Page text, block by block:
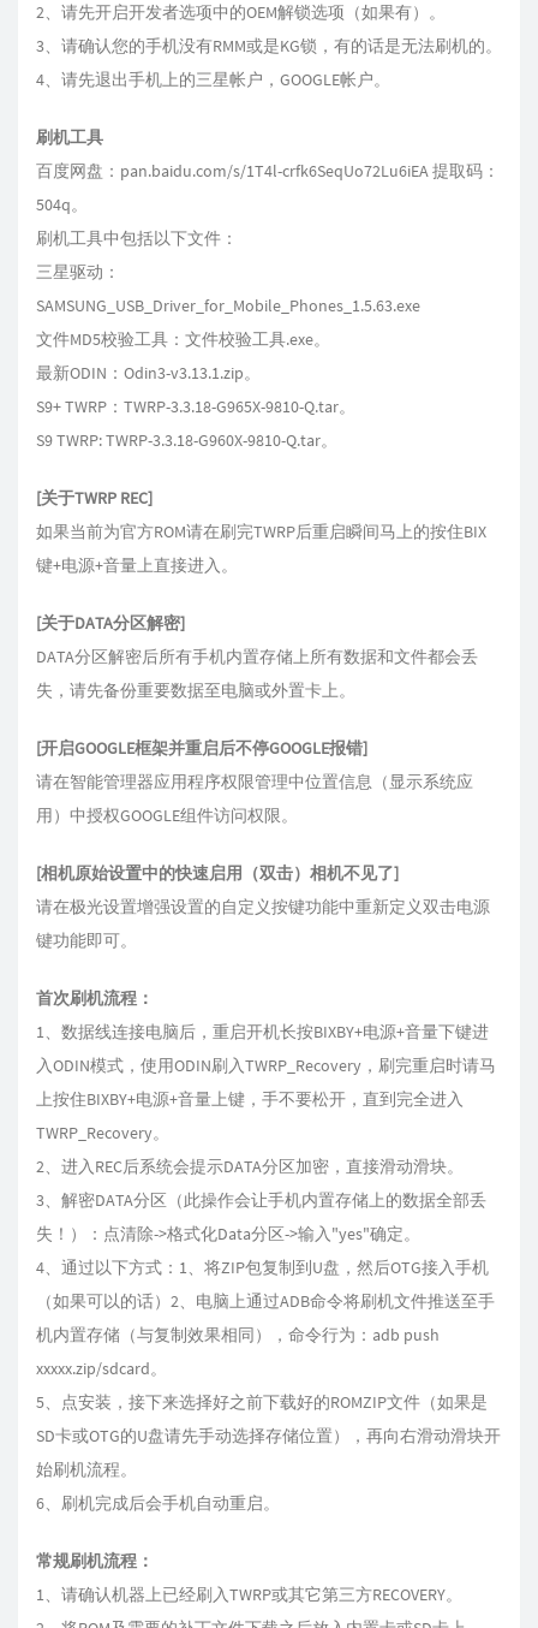
2、请先开启开发者选项中的OEM解锁选项（如果有）。
3、请确认您的手机没有RMM或是KG锁，有的话是无法刷机的。
4、请先退出手机上的三星帐户，GOOGLE帐户。
刷机工具
百度网盘：pan.baidu.com/s/1T4l-crfk6SeqUo72Lu6iEA 提取码：
504q。
刷机工具中包括以下文件：
三星驱动：
SAMSUNG_USB_Driver_for_Mobile_Phones_1.5.63.exe
文件MD5校验工具：文件校验工具.exe。
最新ODIN：Odin3-v3.13.1.zip。
S9+ TWRP：TWRP-3.3.18-G965X-9810-Q.tar。
S9 TWRP: TWRP-3.3.18-G960X-9810-Q.tar。
[关于TWRP REC]
如果当前为官方ROM请在刷完TWRP后重启瞬间马上的按住BIX
键+电源+音量上直接进入。
[关于DATA分区解密]
DATA分区解密后所有手机内置存储上所有数据和文件都会丢
失，请先备份重要数据至电脑或外置卡上。
[开启GOOGLE框架并重启后不停GOOGLE报错]
请在智能管理器应用程序权限管理中位置信息（显示系统应
用）中授权GOOGLE组件访问权限。
[相机原始设置中的快速启用（双击）相机不见了]
请在极光设置增强设置的自定义按键功能中重新定义双击电源
键功能即可。
首次刷机流程：
1、数据线连接电脑后，重启开机长按BIXBY+电源+音量下键进
入ODIN模式，使用ODIN刷入TWRP_Recovery，刷完重启时请马
上按住BIXBY+电源+音量上键，手不要松开，直到完全进入
TWRP_Recovery。
2、进入REC后系统会提示DATA分区加密，直接滑动滑块。
3、解密DATA分区（此操作会让手机内置存储上的数据全部丢
失！）：点清除->格式化Data分区->输入"yes"确定。
4、通过以下方式：1、将ZIP包复制到U盘，然后OTG接入手机
（如果可以的话）2、电脑上通过ADB命令将刷机文件推送至手
机内置存储（与复制效果相同），命令行为：adb push
xxxxx.zip/sdcard。
5、点安装，接下来选择好之前下载好的ROMZIP文件（如果是
SD卡或OTG的U盘请先手动选择存储位置），再向右滑动滑块开
始刷机流程。
6、刷机完成后会手机自动重启。
常规刷机流程：
1、请确认机器上已经刷入TWRP或其它第三方RECOVERY。